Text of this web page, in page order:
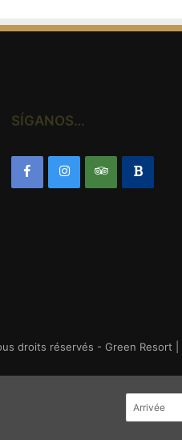
SÍGANOS…
droits réservés - Green Resort |